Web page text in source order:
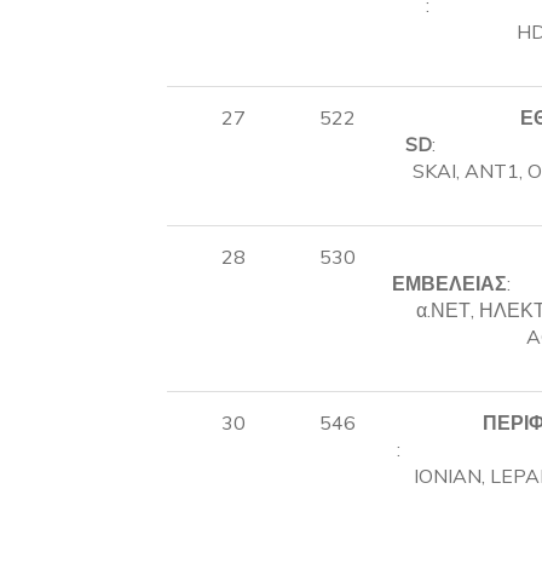
:
27 522
SD:
SKAI, ANT1,
28
530
ΕΜΒΕΛΕΙΑΣ
α.ΝΕΤ,
30 546
:
IONIAN,